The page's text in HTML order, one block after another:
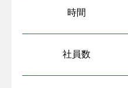
時間
社員数